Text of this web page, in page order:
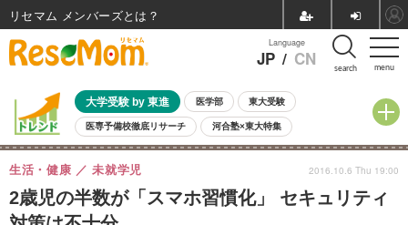
menu
Language
JP / CN search
大学受験 by 東進 医学部 東大受験
医専予備校徹底リサーチ 河合塾×東大特集
親子で考える大学選び 高校受験 中学受験 小学校受験
共通テスト 夏休み
8月開催イベント・WS 全国公立高校 過去問 人気記事
自由研究教材（小学生向け）
2歳児の半数が「スマホ習慣化」 セキュリティ
生活・健康 未就学児 2016.10.6 Thu 19:00
リセマム メンバーズ